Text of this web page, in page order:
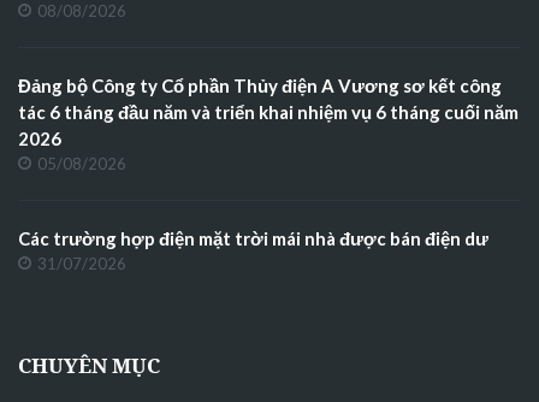
08/08/2026
Đảng bộ Công ty Cổ phần Thủy điện A Vương sơ kết công
tác 6 tháng đầu năm và triển khai nhiệm vụ 6 tháng cuối năm
2026
05/08/2026
Các trường hợp điện mặt trời mái nhà được bán điện dư
31/07/2026
CHUYÊN MỤC